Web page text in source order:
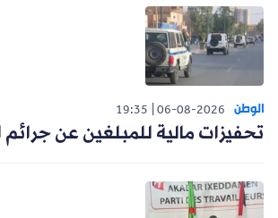
الوطن 06-08-2026
19:35
تحفيزات مالية للمبلغين عن جرائم